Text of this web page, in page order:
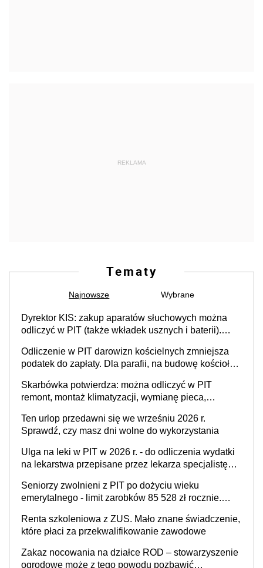
REKLAMA
Tematy
Najnowsze Wybrane
Dyrektor KIS: zakup aparatów słuchowych można
odliczyć w PIT (także wkładek usznych i baterii).
niepełnosprawność
Odliczenie w PIT darowizn kościelnych zmniejsza
podatek do zapłaty. Dla parafii, na budowę kościoła,
religijny
Skarbówka potwierdza: można odliczyć w PIT
remont, montaż klimatyzacji, wymianę pieca,
przystosowania mieszkania dla potrzeb
niepełnosprawnego
Ten urlop przedawni się we wrześniu 2026 r.
Sprawdź, czy masz dni wolne do wykorzystania
Ulga na leki w PIT w 2026 r. - do odliczenia wydatki
na lekarstwa przepisane przez lekarza specjalistę
100 zł miesiącu
Seniorzy zwolnieni z PIT po dożyciu wieku
emerytalnego - limit zarobków 85 528 zł rocznie.
podatkowego
Renta szkoleniowa z ZUS. Mało znane świadczenie,
które płaci za przekwalifikowanie zawodowe
Zakaz nocowania na działce ROD – stowarzyszenie
ogrodowe może z tego powodu pozbawić